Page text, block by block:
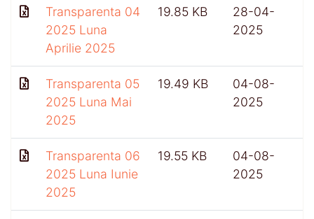
Transparenta 04
2025 Luna
Aprilie 2025
19.85 KB
28-04-
2025
Transparenta 05
2025 Luna Mai
2025
19.49 KB
04-08-
2025
Transparenta 06
2025 Luna Iunie
2025
19.55 KB
04-08-
2025